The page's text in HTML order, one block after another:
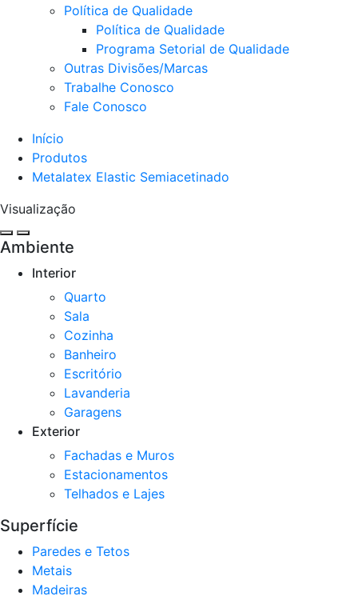
Política de Qualidade
Política de Qualidade
Programa Setorial de Qualidade
Outras Divisões/Marcas
Trabalhe Conosco
Fale Conosco
Início
Produtos
Metalatex Elastic Semiacetinado
Visualização
Ambiente
Interior
Quarto
Sala
Cozinha​
Banheiro
Escritório
Lavanderia
Garagens
Exterior
Fachadas e Muros
Estacionamentos
Telhados e Lajes
Superfície
Paredes e Tetos
Metais
Madeiras